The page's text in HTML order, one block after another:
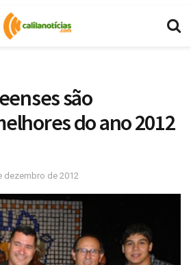
são
do ano 2012
dezembro de 2012